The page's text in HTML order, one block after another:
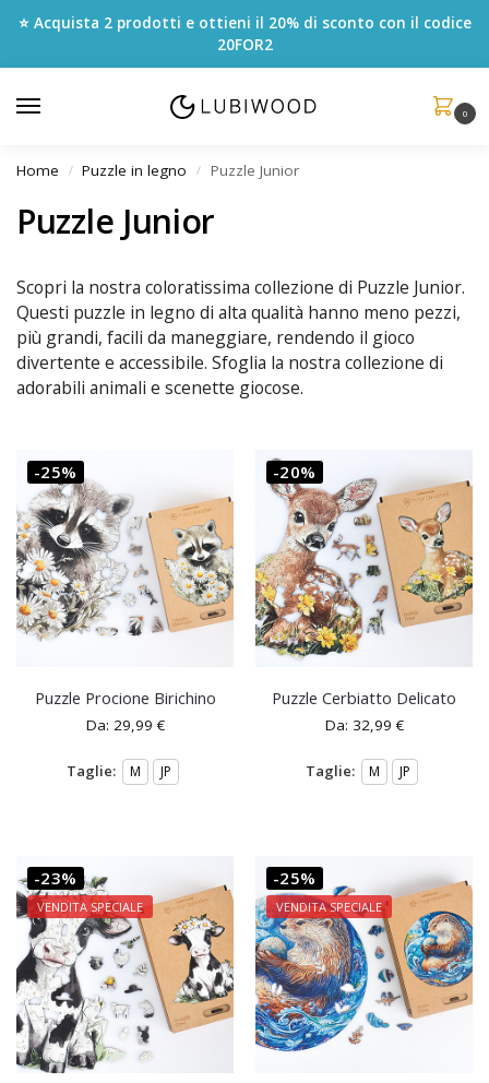
⭐ Acquista 2 prodotti e ottieni il 20% di sconto con il codice
20FOR2
0
Home / Puzzle in legno / Puzzle Junior
Puzzle Junior
Scopri la nostra coloratissima collezione di Puzzle Junior.
Questi puzzle in legno di alta qualità hanno meno pezzi,
più grandi, facili da maneggiare, rendendo il gioco
divertente e accessibile. Sfoglia la nostra collezione di
adorabili animali e scenette giocose.
-25%
Puzzle Procione Birichino
Da: 29,99€
Taglie: M JP
-20%
Puzzle Cerbiatto Delicato
Da: 32,99€
Taglie: M JP
-23%
VENDITA SPECIALE
-25%
VENDITA SPECIALE